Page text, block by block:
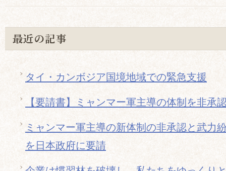
最近の記事
タイ・カンボジア国境地域での緊急支援
【要請書】ミャンマー軍主導の体制を非承
ミャンマー軍主導の新体制の非承認と武力
を日本政府に要請